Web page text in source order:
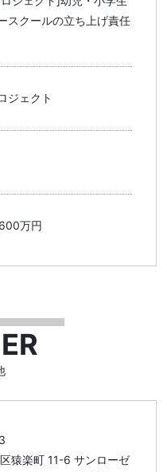
スクールの立ち上げ責任
ジェクト
万円
猿楽町 11-6 サンローゼ